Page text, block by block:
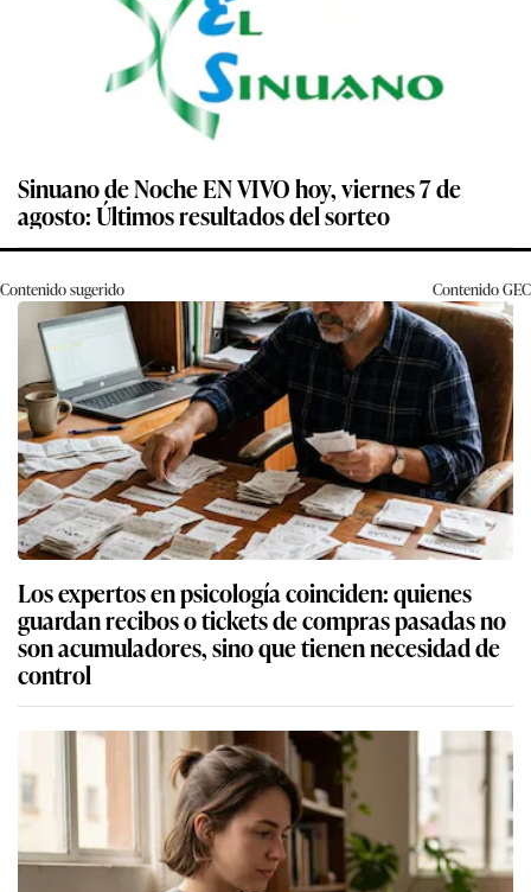
Sinuano de Noche EN VIVO hoy, viernes 7 de
agosto: Últimos resultados del sorteo
Contenido sugerido ContenidoGEC
Los expertos en psicología coinciden: quienes
guardan recibos o tickets de compras pasadas no
son acumuladores, sino que tienen necesidad de
control